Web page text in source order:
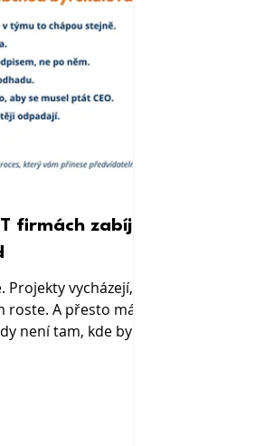
firmách zabíjejí
Projekty vycházejí,
A přesto máte
není tam, kde by